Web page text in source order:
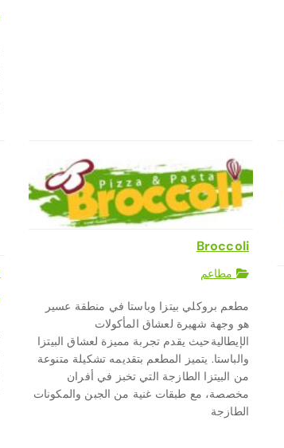
Broccoli
مطاعم
مطعم بروكلي بيتزا وباستا في منطقة عسير
هو وجهة شهيرة لعشاق المأكولات
الإيطاليةحيث يقدم تجربة مميزة لعشاق البيتزا
والباستا. يتميز المطعم بتقديمه تشكيلة متنوعة
من البيتزا الطازجة التي تخبز في أفران
مخصصة، مع طبقات غنية من الجبن والمكونات
الطازجة